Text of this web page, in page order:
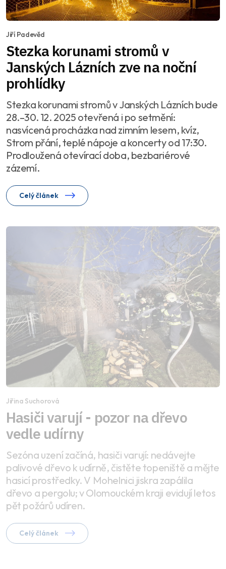
Jiří Padevěd
Stezka korunami stromů v
Janských Lázních zve na noční
prohlídky
Stezka korunami stromů v Janských Lázních bude
28.–30. 12. 2025 otevřená i po setmění:
nasvícená procházka nad zimním lesem, kvíz,
Strom přání, teplé nápoje a koncerty od 17:30.
Prodloužená otevírací doba, bezbariérové
zázemí.
Celý článek
Jiřina Suchorová
Hasiči varují - pozor na dřevo
vedle udírny
Sezóna uzení začíná, hasiči varují: nedávejte
palivové dřevo k udírně, čistěte topeniště a mějte
hasicí prostředky. V Mohelnici jiskra zapálila
dřevo a pergolu; v Olomouckém kraji evidují letos
pět požárů udíren.
Celý článek